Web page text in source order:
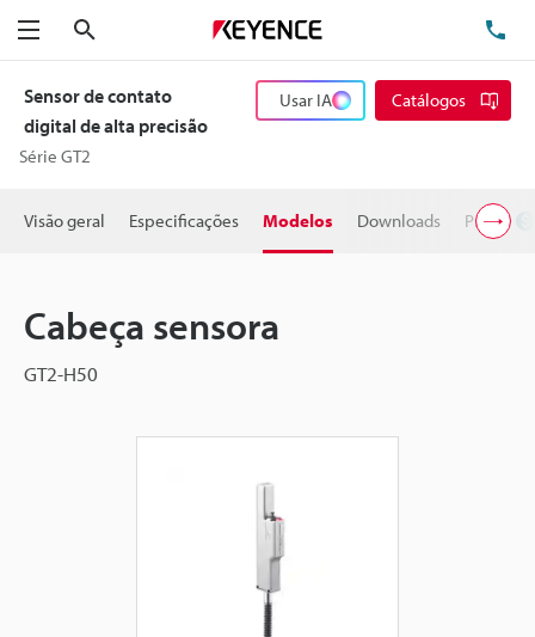
Menu
Sensor de contato
digital de alta precisão
Série GT2
Usar IA Catálogos
Visão geral Especificações Modelos Downloads Preço
Cabeça sensora
GT2-H50